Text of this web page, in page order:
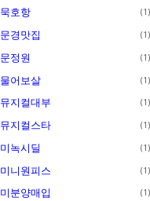
묵호항 1
문경맛집 1
문정원 1
물어보살 1
뮤지컬대부 1
뮤지컬스타 1
미녹시딜 1
미니원피스 1
미분양매입 1